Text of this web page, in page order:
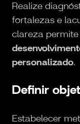
Realize
fortalezas e
clareza permite
personalizado.
Definir
Estabelecer